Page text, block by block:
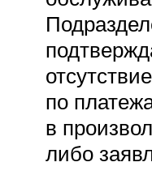
по
в
либо